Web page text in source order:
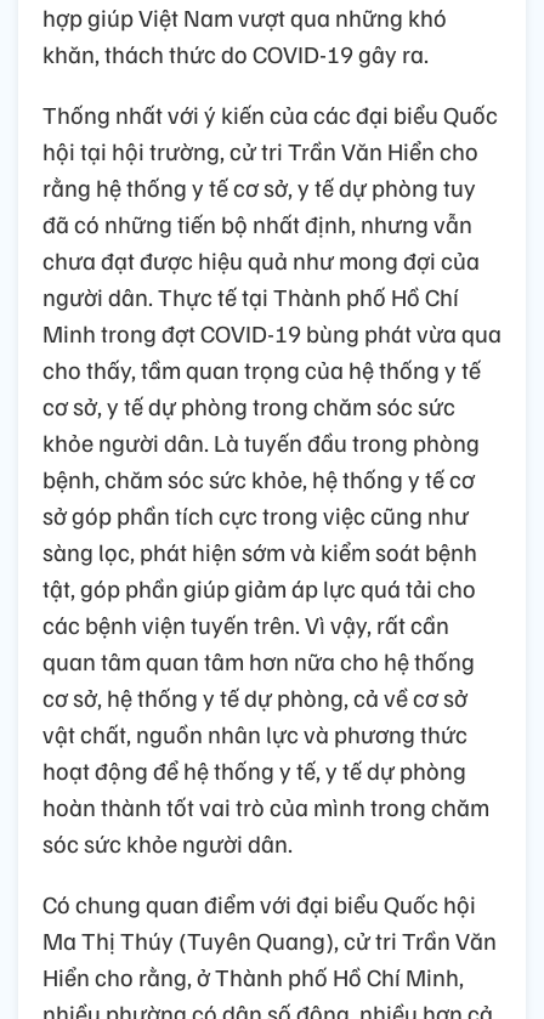
hợp giúp Việt Nam vượt qua những khó
khăn, thách thức do COVID-19 gây ra.
Thống nhất với ý kiến của các đại biểu Quốc
hội tại hội trường, cử tri Trần Văn Hiển cho
rằng hệ thống y tế cơ sở, y tế dự phòng tuy
đã có những tiến bộ nhất định, nhưng vẫn
chưa đạt được hiệu quả như mong đợi của
người dân. Thực tế tại Thành phố Hồ Chí
Minh trong đợt COVID-19 bùng phát vừa qua
cho thấy, tầm quan trọng của hệ thống y tế
cơ sở, y tế dự phòng trong chăm sóc sức
khỏe người dân. Là tuyến đầu trong phòng
bệnh, chăm sóc sức khỏe, hệ thống y tế cơ
sở góp phần tích cực trong việc cũng như
sàng lọc, phát hiện sớm và kiểm soát bệnh
tật, góp phần giúp giảm áp lực quá tải cho
các bệnh viện tuyến trên. Vì vậy, rất cần
quan tâm quan tâm hơn nữa cho hệ thống
cơ sở, hệ thống y tế dự phòng, cả về cơ sở
vật chất, nguồn nhân lực và phương thức
hoạt động để hệ thống y tế, y tế dự phòng
hoàn thành tốt vai trò của mình trong chăm
sóc sức khỏe người dân.
Có chung quan điểm với đại biểu Quốc hội
Ma Thị Thúy (Tuyên Quang), cử tri Trần Văn
Hiển cho rằng, ở Thành phố Hồ Chí Minh,